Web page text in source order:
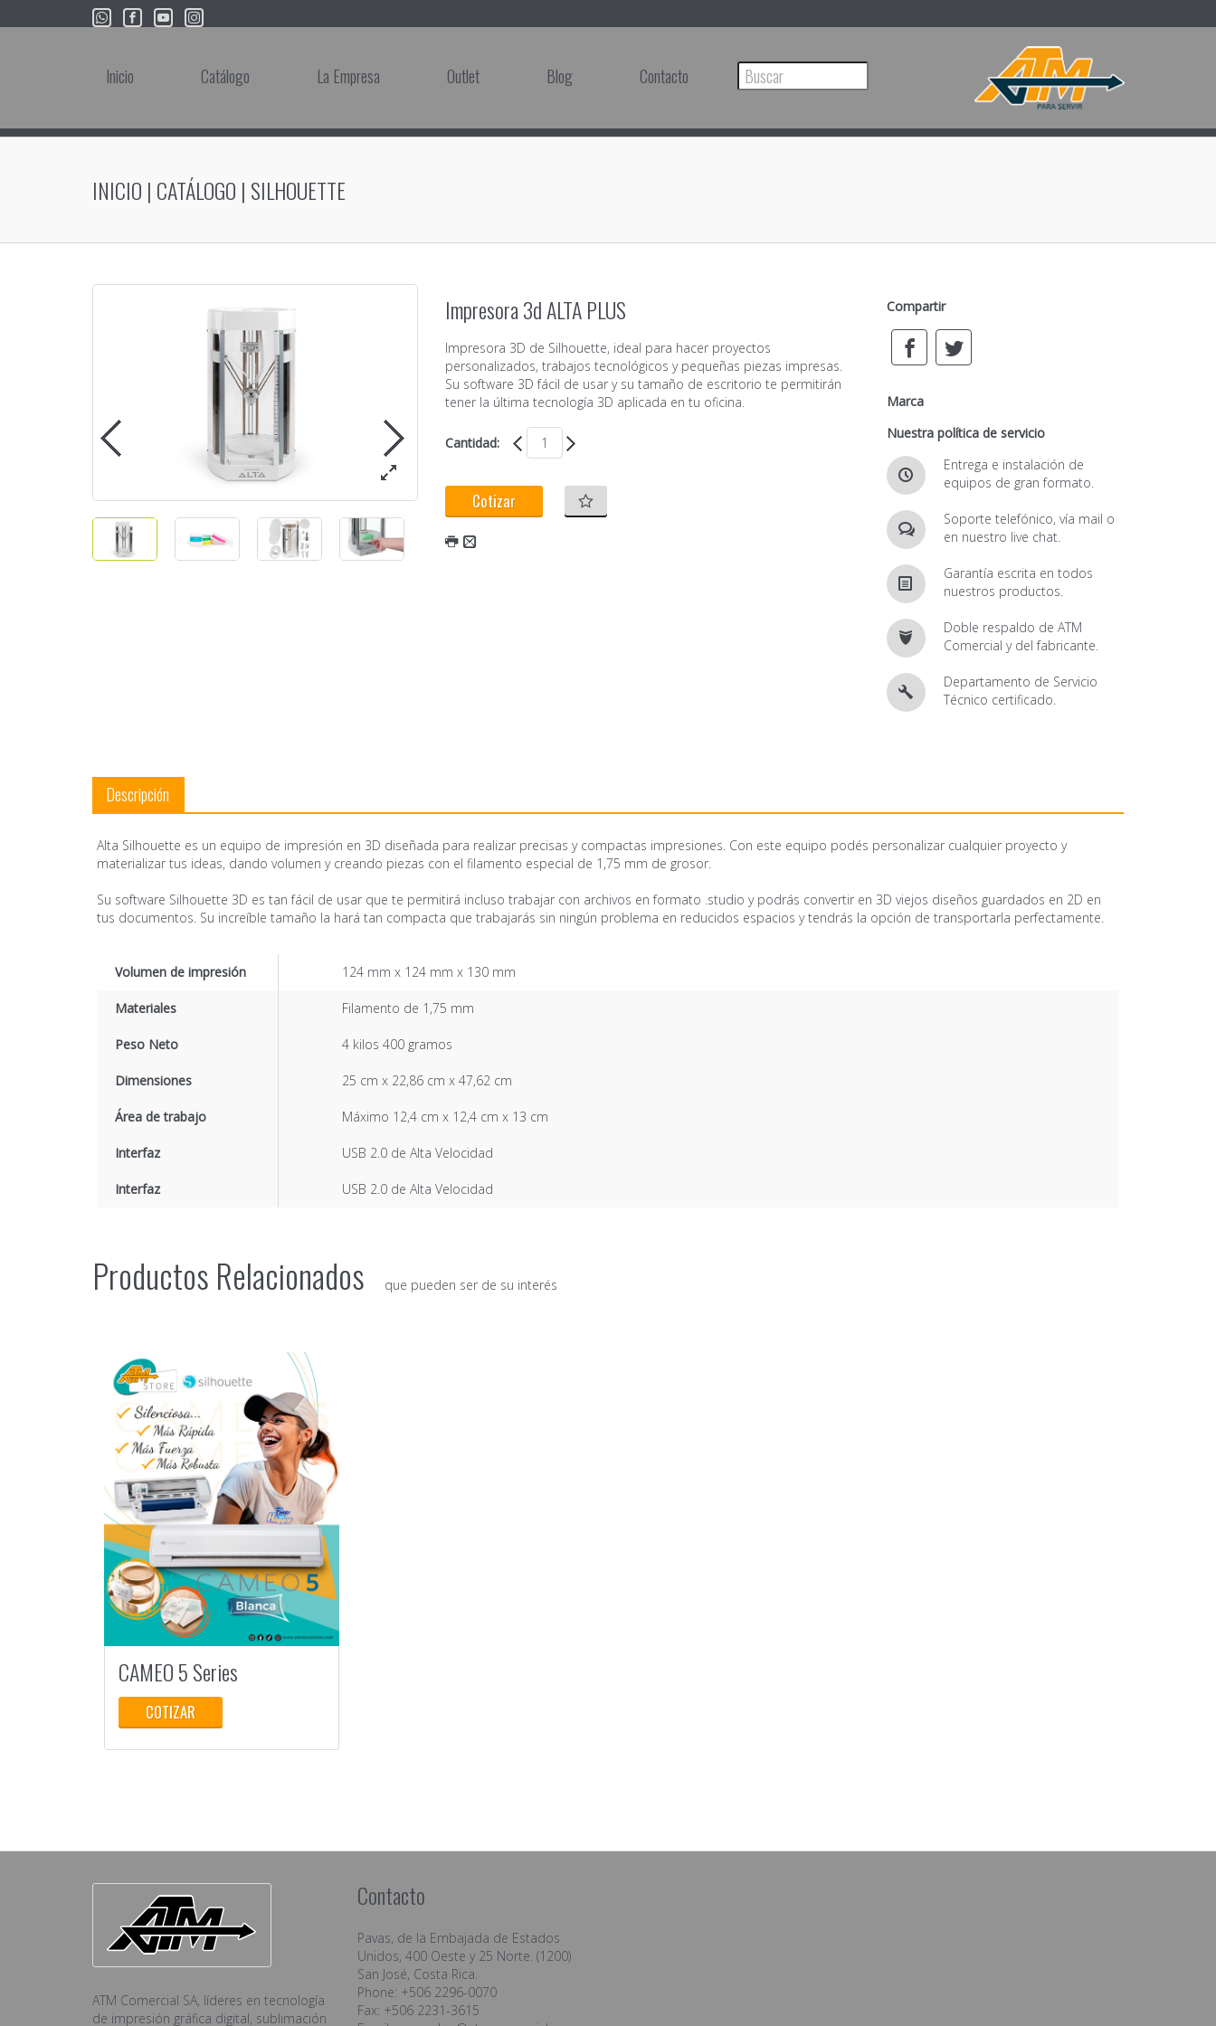
Inicio Catálogo La Empresa Outlet Blog Contacto
INICIO | CATÁLOGO | SILHOUETTE
Impresora 3d ALTA PLUS
Impresora 3D de Silhouette, ideal para hacer proyectos
personalizados, trabajos tecnológicos y pequeñas piezas impresas.
Su software 3D fácil de usar y su tamaño de escritorio te permitirán
tener la última tecnología 3D aplicada en tu oficina.
Cantidad:
Cotizar
Compartir
Marca
Nuestra política de servicio
Entrega e instalación de
equipos de gran formato.
Soporte telefónico, vía mail o
en nuestro live chat.
Garantía escrita en todos
nuestros productos.
Doble respaldo de ATM
Comercial y del fabricante.
Departamento de Servicio
Técnico certificado.
Descripción
Alta Silhouette es un equipo de impresión en 3D diseñada para realizar precisas y compactas impresiones. Con este equipo podés personalizar cualquier proyecto y
materializar tus ideas, dando volumen y creando piezas con el filamento especial de 1,75 mm de grosor.
Su software Silhouette 3D es tan fácil de usar que te permitirá incluso trabajar con archivos en formato .studio y podrás convertir en 3D viejos diseños guardados en 2D en
tus documentos. Su increíble tamaño la hará tan compacta que trabajarás sin ningún problema en reducidos espacios y tendrás la opción de transportarla perfectamente.
Volumen de impresión 124 mm x 124 mm x 130 mm
Materiales Filamento de 1,75 mm
Peso Neto 4 kilos 400 gramos
Dimensiones 25 cm x 22,86 cm x 47,62 cm
Área de trabajo Máximo 12,4 cm x 12,4 cm x 13 cm
Interfaz USB 2.0 de Alta Velocidad
Interfaz USB 2.0 de Alta Velocidad
Productos Relacionados que pueden ser de su interés
7 calificaciones
CAMEO 5 Series
COTIZAR
ATM Comercial SA, líderes en tecnología
de impresión gráfica digital, sublimación
Contacto
Pavas, de la Embajada de Estados
Unidos, 400 Oeste y 25 Norte. (1200)
San José, Costa Rica.
Phone: +506 2296-0070
Fax: +506 2231-3615